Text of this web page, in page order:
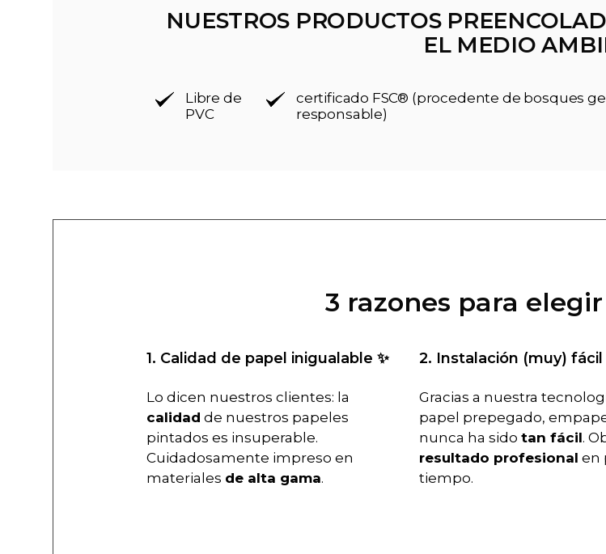
NUESTROS PRODUCTOS
EL MEDIO
Libre de
PVC
certificado FSC® (procedente de bosques
responsable)
3 razones para
1. Calidad de papel inigualable ✨
Lo dicen nuestros clientes: la
calidad de nuestros papeles
pintados es insuperable.
Cuidadosamente impreso en
materiales de alta gama.
2. Instalación (muy)
Gracias a nuestra
papel prepegado,
nunca ha sidotan fácil.
resultado profesional en
tiempo.